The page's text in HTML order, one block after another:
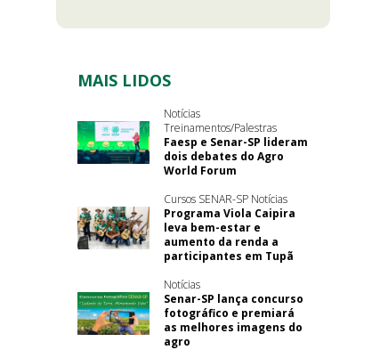
MAIS LIDOS
Notícias
Treinamentos/Palestras
Faesp e Senar-SP lideram
dois debates do Agro
World Forum
Cursos SENAR-SP Notícias
Programa Viola Caipira
leva bem-estar e
aumento da renda a
participantes em Tupã
Notícias
Senar-SP lança concurso
fotográfico e premiará
as melhores imagens do
agro